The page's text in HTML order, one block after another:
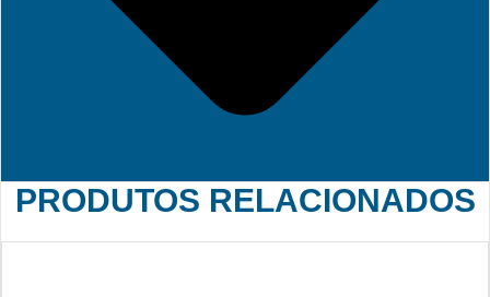
PRODUTOS RELACIONADOS